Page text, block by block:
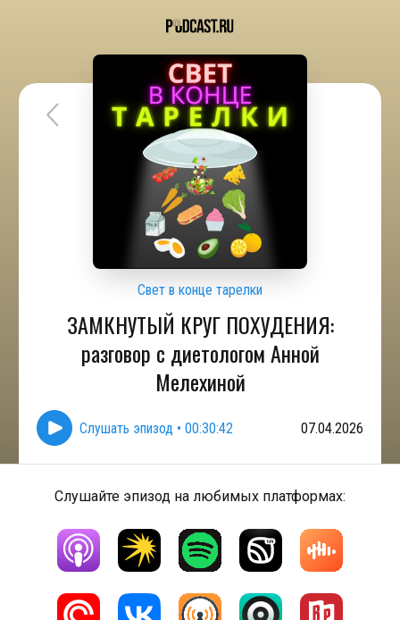
Свет в конце тарелки
ЗАМКНУТЫЙ КРУГ ПОХУДЕНИЯ:
разговор с диетологом Анной
Мелехиной
Слушать эпизод • 00:30:42 07.04.2026
Слушайте эпизод на любимых платформах: